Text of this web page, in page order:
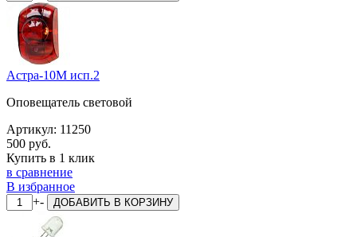
Астра-10М исп.2
Оповещатель световой
Артикул: 11250
500 руб.
Купить в 1 клик
в сравнение
В избранное
+- ДОБАВИТЬ В КОРЗИНУ